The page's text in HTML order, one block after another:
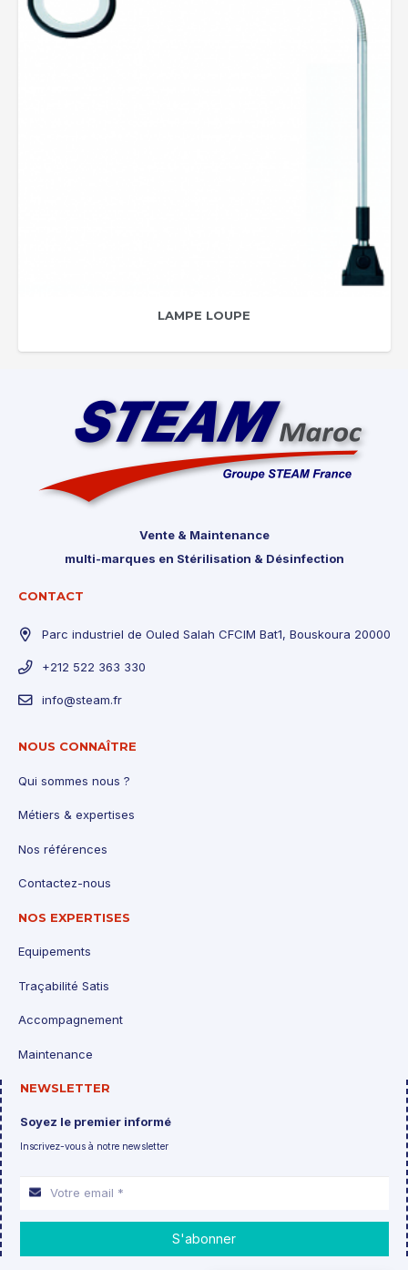
LAMPE LOUPE
Vente & Maintenance
multi-marques en Stérilisation & Désinfection
CONTACT
Parc industriel de Ouled Salah CFCIM Bat1, Bouskoura 20000
+212 522 363 330
info@steam.fr
NOUS CONNAÎTRE
Qui sommes nous ?
Métiers & expertises
Nos références
Contactez-nous
NOS EXPERTISES
Equipements
Traçabilité Satis
Accompagnement
Maintenance
NEWSLETTER
Soyez le premier informé
Inscrivez-vous à notre newsletter
S'abonner